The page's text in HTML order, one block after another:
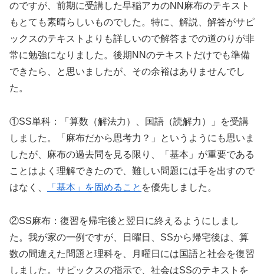
のですが、前期に受講した早稲アカのNN麻布のテキスト
もとても素晴らしいものでした。特に、解説、解答がサピ
ックスのテキストよりも詳しいので解答までの道のりが非
常に勉強になりました。後期NNのテキストだけでも準備
できたら、と思いましたが、その余裕はありませんでし
た。
①SS単科：「算数（解法力）、国語（読解力）」を受講
しました。「麻布だから思考力？」というようにも思いま
したが、麻布の過去問を見る限り、「基本」が重要である
ことはよく理解できたので、難しい問題には手を出すので
はなく、
「基本」を固めること を優先しました。
②SS麻布：復習を帰宅後と翌日に終えるようにしまし
た。我が家の一例ですが、日曜日、SSから帰宅後は、算
数の間違えた問題と理科を、月曜日には国語と社会を復習
しました。サピックスの指示で、社会はSSのテキストを